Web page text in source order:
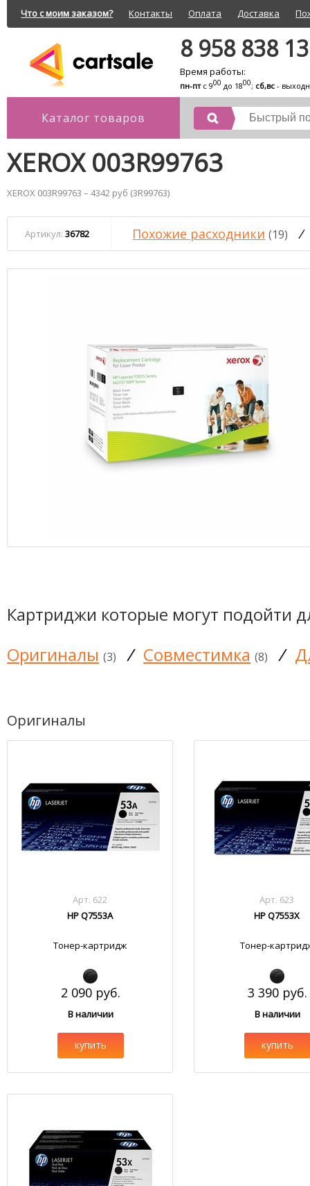
Что с моим заказом? Контакты Оплата Доставка
8 958 838
Время работы:
пн-птс 900 до 1800; сб,вс -
Каталог товаров
XEROX 003R99763
XEROX 003R99763 – 4342 руб (3R99763)
Артикул: 36782 Похожие расходники (19) /
Картриджи которые могут подойти
Оригиналы (3) / Совместимка (8) /
Оригиналы
Арт. 622
HP Q7553A
Тонер-картридж
2 090 руб.
В наличии
купить
Арт. 623
HP Q7553X
Тонер-
3 390 руб.
В наличии
купить